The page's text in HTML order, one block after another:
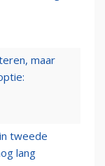
maar
tweede
lang